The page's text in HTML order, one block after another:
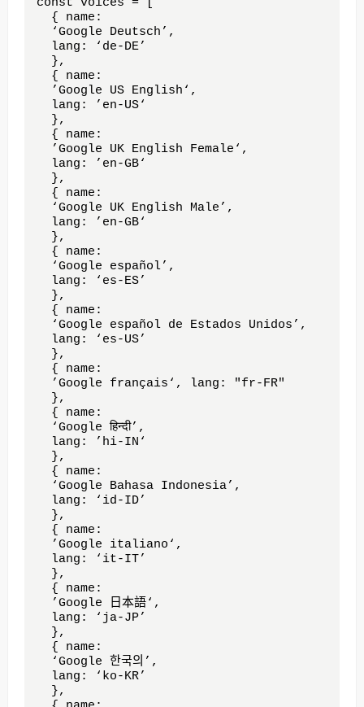
const voices = [
{ name:
‘Google Deutsch’,
lang: ‘de-DE’
},
{ name:
’Google US English‘,
lang: ’en-US‘
},
{ name:
’Google UK English Female‘,
lang: ’en-GB‘
},
{ name:
‘Google UK English Male’,
lang: ’en-GB‘
},
{ name:
‘Google español’,
lang: ‘es-ES’
},
{ name:
‘Google español de Estados Unidos’,
lang: ‘es-US’
},
{ name:
’Google français‘, lang: "fr-FR"
},
{ name:
‘Google हिन्दी’,
lang: ’hi-IN‘
},
{ name:
‘Google Bahasa Indonesia’,
lang: ‘id-ID’
},
{ name:
’Google italiano‘,
lang: ‘it-IT’
},
{ name:
’Google 日本語‘,
lang: ‘ja-JP’
},
{ name:
‘Google 한국의’,
lang: ‘ko-KR’
},